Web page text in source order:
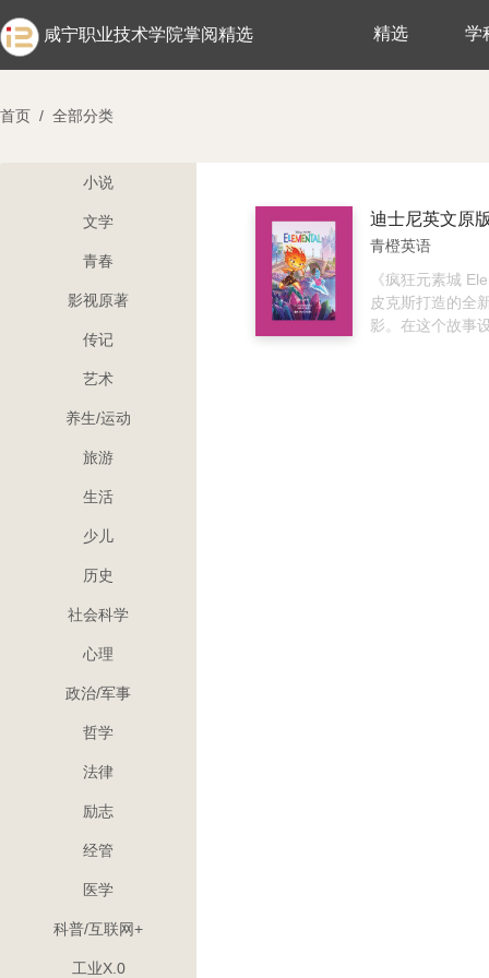
精选 学
咸宁职业技术学院掌阅精选
首页 / 全部分类
小说
文学
青春
影视原著
传记
艺术
养生/运动
旅游
生活
少儿
历史
社会科学
心理
政治/军事
哲学
法律
励志
经管
医学
科普/互联网+
工业X.0
青橙英语
《疯狂元素城
皮克斯打造的全
影。在这个故事